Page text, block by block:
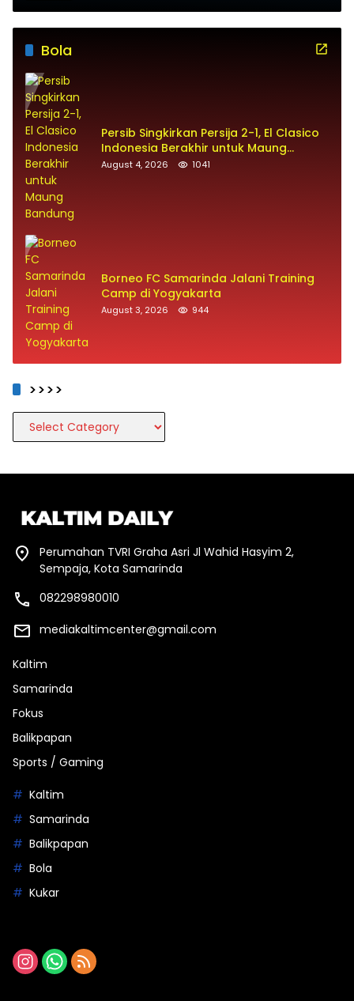
Bola
Persib Singkirkan Persija 2-1, El Clasico
Indonesia Berakhir untuk Maung
Bandung
August 4, 2026 1041
Borneo FC Samarinda Jalani Training
Camp di Yogyakarta
August 3, 2026 944
>>>>
>>>>
Perumahan TVRI Graha Asri Jl Wahid Hasyim 2,
Sempaja, Kota Samarinda
082298980010
mediakaltimcenter@gmail.com
Kaltim
Samarinda
Fokus
Balikpapan
Sports / Gaming
Kaltim
Samarinda
Balikpapan
Bola
Kukar